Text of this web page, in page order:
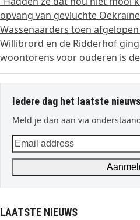
opvang van gevluchte
Wassenaarders toen
Willibrord en de Ridderhof
woontorens voor ouderen is
Iedere dag het laatste
Meld je dan aan via
Email
address
LAATSTE NIEUWS